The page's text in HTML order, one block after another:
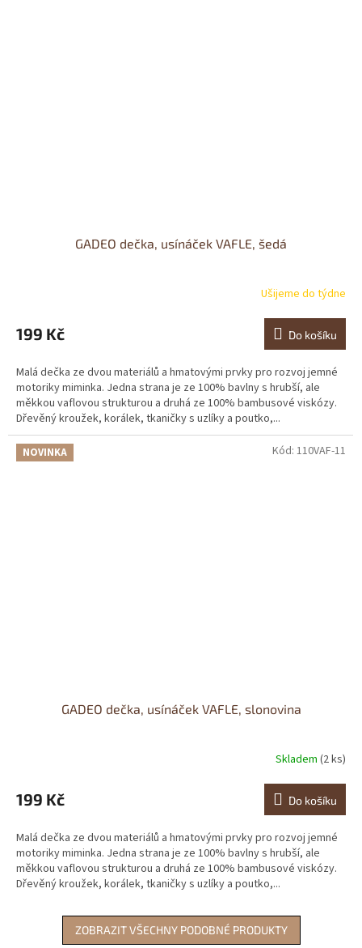
GADEO dečka, usínáček VAFLE, šedá
Ušijeme do týdne
199 Kč Do košíku
Malá dečka ze dvou materiálů a hmatovými prvky pro rozvoj jemné
motoriky miminka. Jedna strana je ze 100% bavlny s hrubší, ale
měkkou vaflovou strukturou a druhá ze 100% bambusové viskózy.
Dřevěný kroužek, korálek, tkaničky s uzlíky a poutko,...
NOVINKA
GADEO dečka, usínáček VAFLE, slonovina
produktu
je
z
5
hvězdiček.
Skladem(2 ks)
199 Kč Do košíku
Malá dečka ze dvou materiálů a hmatovými prvky pro rozvoj jemné
motoriky miminka. Jedna strana je ze 100% bavlny s hrubší, ale
měkkou vaflovou strukturou a druhá ze 100% bambusové viskózy.
Dřevěný kroužek, korálek, tkaničky s uzlíky a poutko,...
Kód: 110VAF-11
ZOBRAZIT VŠECHNY PODOBNÉ PRODUKTY